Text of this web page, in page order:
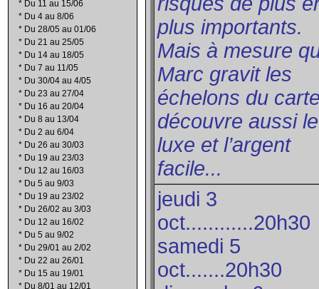
* Du 11 au 15/06
* Du 4 au 8/06
* Du 28/05 au 01/06
* Du 21 au 25/05
* Du 14 au 18/05
* Du 7 au 11/05
* Du 30/04 au 4/05
* Du 23 au 27/04
* Du 16 au 20/04
* Du 8 au 13/04
* Du 2 au 6/04
* Du 26 au 30/03
* Du 19 au 23/03
* Du 12 au 16/03
* Du 5 au 9/03
* Du 19 au 23/02
* Du 26/02 au 3/03
* Du 12 au 16/02
* Du 5 au 9/02
* Du 29/01 au 2/02
* Du 22 au 26/01
* Du 15 au 19/01
* Du 8/01 au 12/01
plus importants.
Mais à mesure
Marc gravit les
échelons du
découvre aussi le
luxe et l’argent
facile...
jeudi 3
oct............20h30
samedi 5
oct.......20h30